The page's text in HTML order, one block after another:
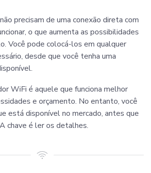
precisam de uma conexão direta com
o que aumenta as possibilidades
Você pode colocá-los em qualquer
desde que você tenha uma
WiFi é aquele que funciona melhor
e orçamento. No entanto, você
está disponível no mercado, antes que
chave é ler os detalhes.